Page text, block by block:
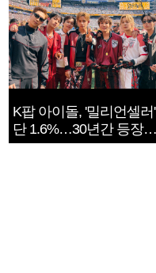
K팝 아이돌, '밀리언셀러'
단 1.6%…30년간 등장
1182개팀 전수조사